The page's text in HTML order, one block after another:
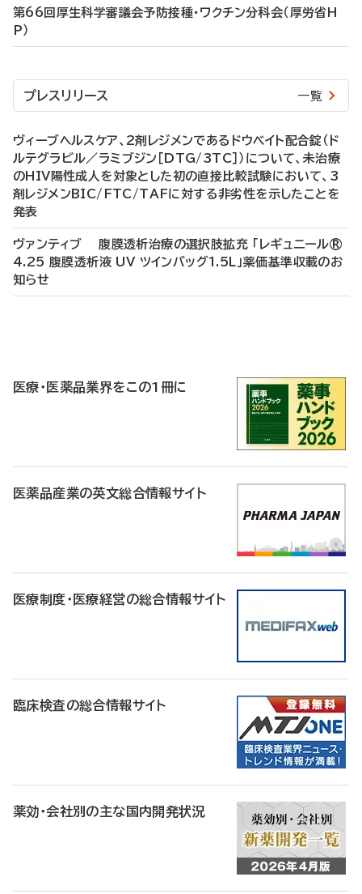
第66回厚生科学審議会予防接種・ワクチン分科会（厚労省H
P）
プレスリリース 一覧
ヴィーブヘルスケア、2剤レジメンであるドウベイト配合錠（ド
ルテグラビル／ラミブジン［DTG/3TC］）について、未治療
のHIV陽性成人を対象とした初の直接比較試験において、3
剤レジメンBIC/FTC/TAFに対する非劣性を示したことを
発表
ヴァンティブ 腹膜透析治療の選択肢拡充 「レギュニール®
4.25 腹膜透析液 UV ツインバッグ1.5L」薬価基準収載のお
知らせ
医療・医薬品業界をこの1冊に
医薬品産業の英文総合情報サイト
医療制度・医療経営の総合情報サイト
臨床検査の総合情報サイト
薬効・会社別の主な国内開発状況